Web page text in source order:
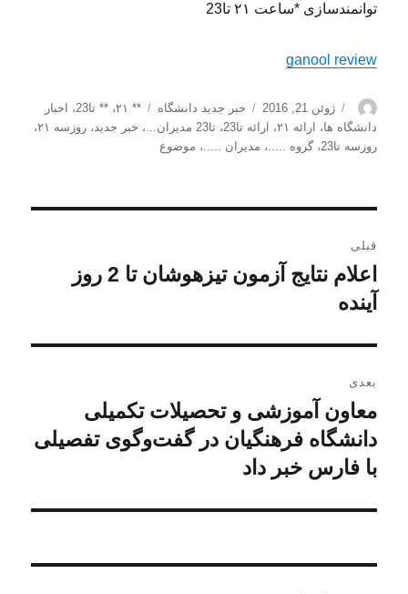
توانمندسازی *ساعت ۲۱ تا23
ganool review
نویسنده
ارسال
شده
در
ژوئن 21, 2016 دسته‌ها
خبر جدید دانشگاه برچسب‌ها
** ۲۱ ،** تا23 ،
اخبار
دانشگاه ها، ارائه ۲۱ ، ارائه تا23 ،تا23 مدیران... ، خبر جدید،روزسه ۲۱
،
روزسه تا23
،گروه .....، مدیران .....، موضوع
نوشته
قبلی
نوشته
قبلی:
اعلام نتایج آزمون تیزهوشان تا 2 روز
آینده
بعدی
نوشته
بعدی:
معاون آموزشی و تحصیلات تکمیلی
دانشگاه فرهنگیان در گفت‌وگوی تفصیلی
با فارس خبر داد